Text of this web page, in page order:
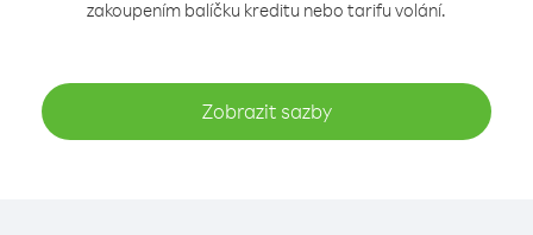
zakoupením balíčku kreditu nebo tarifu volání.
Zobrazit sazby